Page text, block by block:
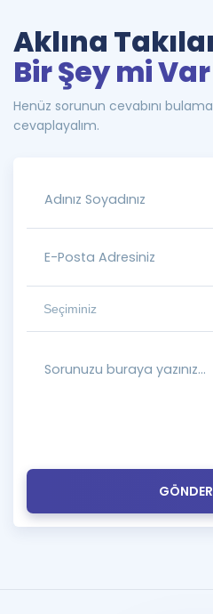
GÖNDER
Aklına
Bir Şey mi
Henüz sorunun cevabını
cevaplayalım.